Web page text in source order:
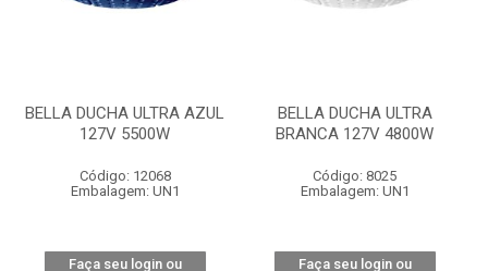
BELLA DUCHA ULTRA AZUL
127V 5500W
Código: 12068
Embalagem: UN1
Faça seu login ou
BELLA DUCHA ULTRA
BRANCA 127V 4800W
Código: 8025
Embalagem: UN1
Faça seu login ou